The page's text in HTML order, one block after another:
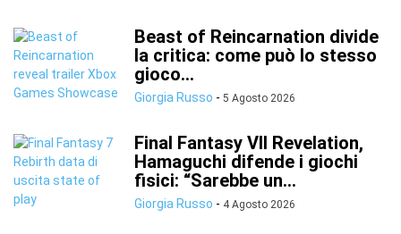
Beast of Reincarnation divide
la critica: come può lo stesso
gioco...
Giorgia Russo - 5 Agosto 2026
Final Fantasy VII Revelation,
Hamaguchi difende i giochi
fisici: “Sarebbe un...
Giorgia Russo - 4 Agosto 2026